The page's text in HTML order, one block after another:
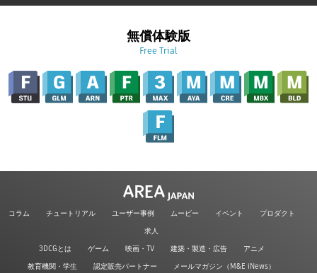
無償体験版
Free Trial
コラム チュートリアル ユーザー事例 ムービー イベント
プロダクト
求人
3DCGとは
ゲーム 映画・TV 建築・製造・広告
アニメ
教育機関・学生
認定販売パートナー メールマガジン（M&E iNews）